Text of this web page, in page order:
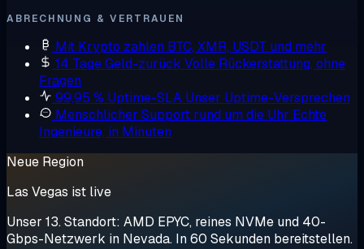
ABRECHNUNG & VERTRAUEN
Mit Krypto zahlen BTC, XMR, USDT und mehr
14 Tage Geld-zurück Volle Rückerstattung, ohne
Fragen
99,95 % Uptime-SLA Unser Uptime-Versprechen
Menschlicher Support rund um die Uhr Echte
Ingenieure, in Minuten
Neue Region
Las Vegas ist live
Unser 13. Standort: AMD EPYC, reines NVMe und 40-
Gbps-Netzwerk in Nevada. In 60 Sekunden bereitstellen.